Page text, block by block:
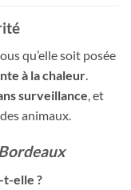
qu’elle soit posée
à la chaleur.
surveillance, et
animaux.
t-elle ?